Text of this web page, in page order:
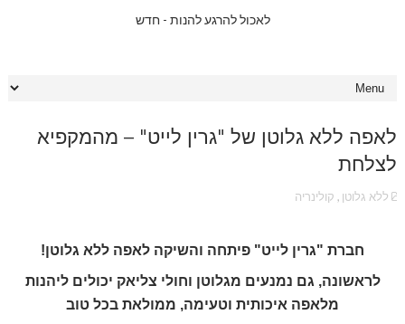
לאכול להרגע להנות - חדש
לאפה ללא גלוטן של "גרין לייט" – מהמקפיא
לצלחת
ללא גלוטן , קולינריה
חברת "גרין לייט" פיתחה והשיקה לאפה ללא גלוטן!
לראשונה, גם נמנעים מגלוטן וחולי צליאק יכולים ליהנות
מלאפה איכותית וטעימה, ממולאת בכל טוב